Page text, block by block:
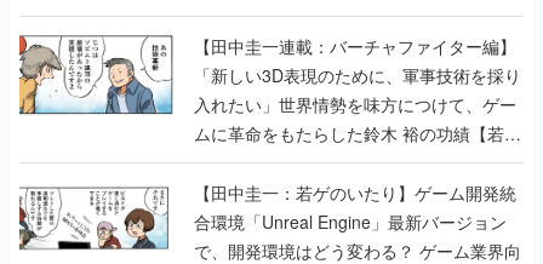
【若ゲのいたり最終回】
【田中圭一連載：バーチャファイター編】
「新しい3D表現のために、軍事技術を採り
入れたい」世界情勢を味方につけて、ゲー
ムに革命をもたらした鈴木 裕の功績【若ゲ
のいたり】
【田中圭一：若ゲのいたり】ゲーム開発統
合環境「Unreal Engine」最新バージョン
で、開発環境はどう変わる？ ゲーム業界向